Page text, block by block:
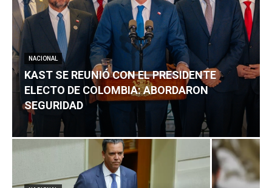
NACIONAL
KAST SE REUNIÓ CON EL PRESIDENTE
ELECTO DE COLOMBIA: ABORDARON
SEGURIDAD